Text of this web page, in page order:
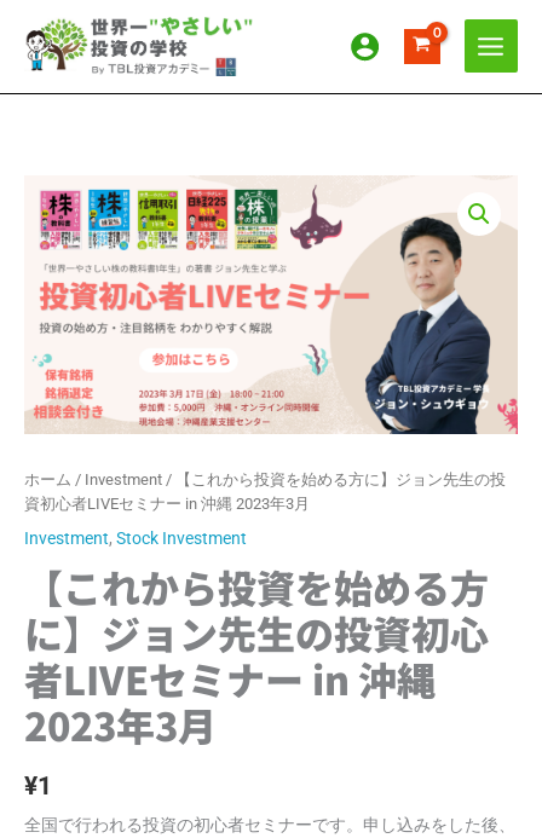
ス
ホーム / Investment / 【これから投資を始める方に】ジョン先生の投
資初心者LIVEセミナー in 沖縄 2023年3月
Investment, Stock Investment
【これから投資を始める方
に】ジョン先生の投資初心
者LIVEセミナー in 沖縄
2023年3月
¥1
全国で行われる投資の初心者セミナーです。申し込みをした後、
【こ
に】
ジ
ョ
の
投
資
初
心
者
LIVE
セ